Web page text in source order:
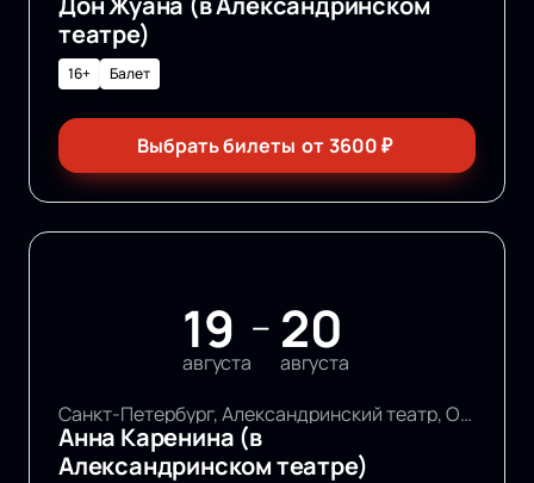
театре)
16+ Балет
Выбрать билеты от3600₽
19
августа
— 20
августа
Санкт-Петербург, Александринский театр, Основная сцена
Анна Каренина (в
Александринском театре)